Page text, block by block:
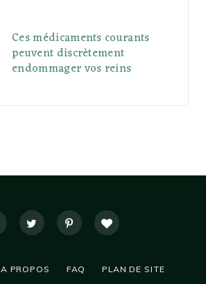
Ces médicaments courants
peuvent discrètement
endommager vos reins
A PROPOS FAQ PLAN DE SITE